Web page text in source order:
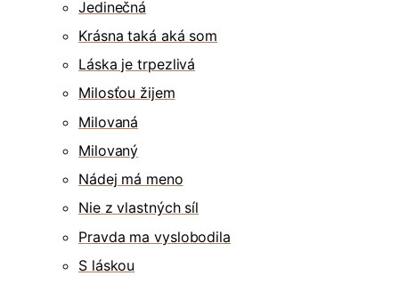
Jedinečná
Krásna taká aká som
Láska je trpezlivá
Milosťou žijem
Milovaná
Milovaný
Nádej má meno
Nie z vlastných síl
Pravda ma vyslobodila
S láskou